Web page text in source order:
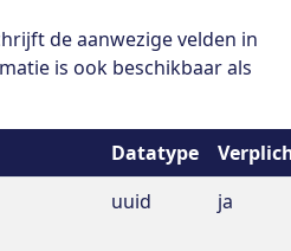
de aanwezige velden in
is ook beschikbaar als
Datatype
uuid ja